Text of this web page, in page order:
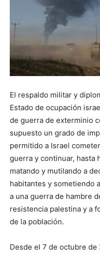
El respaldo militar y
Estado de ocupación
de guerra de exterminio
supuesto un grado de
permitido a Israel
guerra y continuar, hasta
matando y mutilando a
habitantes y sometiendo
a una guerra de hambre
resistencia palestina y a
de la población.
Desde el 7 de octubre